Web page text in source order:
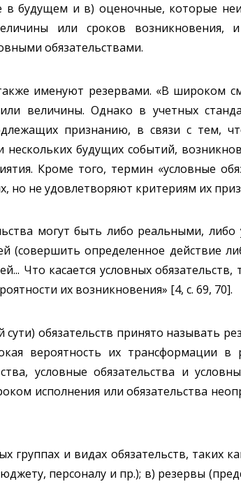
в будущем и в) оценочные, которые
или сроков возникновения,
обязательствами.
именуют резервами. «В широком
величины. Однако в учетных
признанию, в связи с тем,
нескольких будущих событий,
Кроме того, термин «условные
не удовлетворяют критериям их
могут быть либо реальными, либо
(совершить определенное действие
Что касается условных обязательств,
их возникновения» [4, с. 69, 70].
сути) обязательств принято называть
вероятность их
условные обязательства и
исполнения или обязательства
группах и видах обязательств, таких
персоналу и пр.); в) резервы